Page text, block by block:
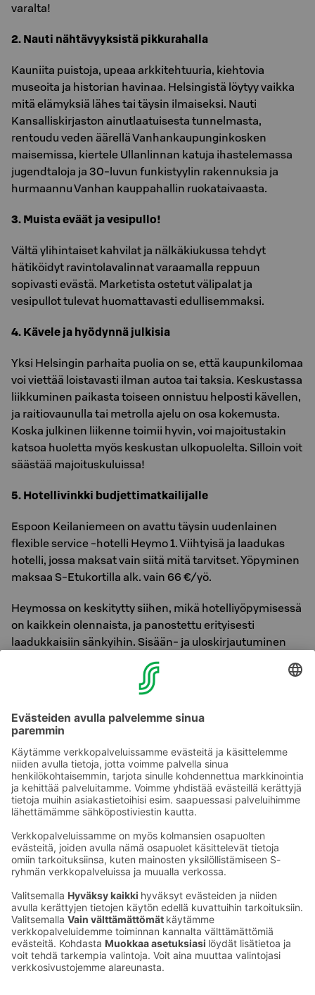
varalta!
2. Nauti nähtävyyksistä pikkurahalla
Kauniita puistoja, upeaa arkkitehtuuria, kiehtovia
museoita ja historian havinaa. Helsingistä löytyy vaikka
mitä elämyksiä lähes tai täysin ilmaiseksi. Nauti
Kansalliskirjaston ainutlaatuisesta tunnelmasta,
rentoudu veden äärellä Vanhankaupunginkosken
maisemissa, kiertele Ullanlinnan katuja ihastelemassa
jugendtaloja ja 30-luvun funkistyylin rakennuksia ja
hurmaannu Vanhan kauppahallin ruokataivaasta.
3. Muista eväät ja vesipullo!
Vältä ylihintaiset kahvilat ja nälkäkiukussa tehdyt
hätiköidyt ravintolavalinnat varaamalla reppuun
sopivasti evästä. Marketista ostetut välipalat ja
vesipullot tulevat huomattavasti edullisemmaksi.
4. Kävele ja hyödynnä julkisia
Yksi Helsingin parhaita puolia on se, että kaupunkilomaa
voi viettää loistavasti ilman autoa tai taksia. Keskustassa
liikkuminen paikasta toiseen onnistuu helposti kävellen,
ja raitiovaunulla tai metrolla ajelu on osa kokemusta.
Koska julkinen liikenne toimii hyvin, voi majoitustakin
katsoa huoletta myös keskustan ulkopuolelta. Silloin voit
säästää majoituskuluissa!
5. Hotellivinkki budjettimatkailijalle
Espoon Keilaniemeen on avattu täysin uudenlainen
flexible service -hotelli Heymo 1. Viihtyisä ja laadukas
hotelli, jossa maksat vain siitä mitä tarvitset. Yöpyminen
maksaa S-Etukortilla alk. vain 66 €/yö.
Heymossa on keskitytty siihen, mikä hotelliyöpymisessä
on kaikkein olennaista, ja panostettu erityisesti
laadukkaisiin sänkyihin. Sisään- ja uloskirjautuminen
hoituu helposti automaatilla silloin kun sinulle sopii, ja
aamiaisen saat älykaapista kellon ympäri. Hotellin
henkilökunta on paikalla vuorokauden ympäri ja auttaa
pääsee metrolla 10 minuutissa ja hotellin omalta
Tutustu Heymoon »
Ota yhteyttä
Hotellien yhteystiedot
Asiakaspalvelun yhteystiedot›
Palaute
Anna palautetta
Sokos Hotels uutiskirje
Tilaa uutiskirje
Saat Sokos Hotellien uusimmat
edut ja uutiset sähköpostiisi
kuukausittain.
Palkinnot ja sertifikaatit
Sokos Hotels somessa
Sokos Hotels
Facebookissa
Sokos Hotels
Sokos
Hotels
Sokos
Hotels